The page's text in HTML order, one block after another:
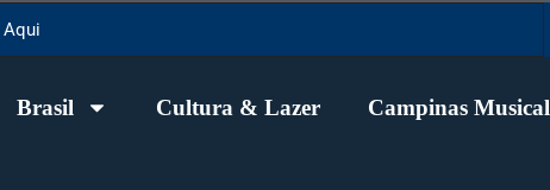
Brasil Cultura & Lazer Campinas Musical